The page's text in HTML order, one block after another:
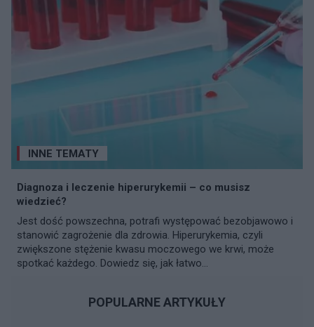
INNE TEMATY
Diagnoza i leczenie hiperurykemii – co musisz
wiedzieć?
Jest dość powszechna, potrafi występować bezobjawowo i
stanowić zagrożenie dla zdrowia. Hiperurykemia, czyli
zwiększone stężenie kwasu moczowego we krwi, może
spotkać każdego. Dowiedz się, jak łatwo...
POPULARNE ARTYKUŁY